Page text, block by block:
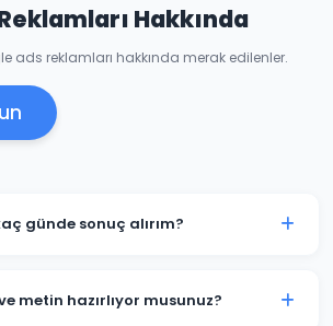
Hakkında
ads reklamları hakkında merak edilenler.
günde sonuç alırım?
7-14 gün içinde anlamlı trafik
metin hazırlıyor musunuz?